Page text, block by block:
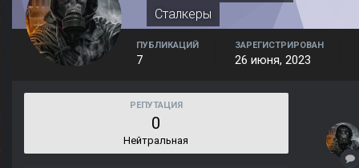
Сталкеры
ПУБЛИКАЦИЙ
7
ЗАРЕГИСТРИРОВАН
26 июня, 2023
РЕПУТАЦИЯ
0
Нейтральная